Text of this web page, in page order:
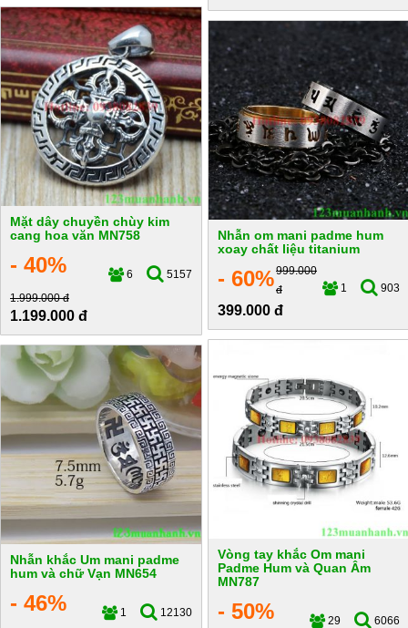
Mặt dây chuyền chùy kim
cang hoa văn MN758
- 40% 6
5157
1.999.000 đ
1.199.000 đ
Nhẫn om mani padme hum
xoay chất liệu titanium
- 60% 1 903
999.000
đ
399.000 đ
Vòng tay khắc Om mani
Padme Hum và Quan Âm
MN787
- 50% 29
6066
Nhẫn khắc Um mani padme
hum và chữ Vạn MN654
- 46% 1
12130